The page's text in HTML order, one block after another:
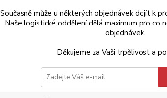
Současně může u některých objednávek dojít k
Naše logistické oddělení dělá maximum pro co
objednávek.
Děkujeme za Vaši trpělivost a